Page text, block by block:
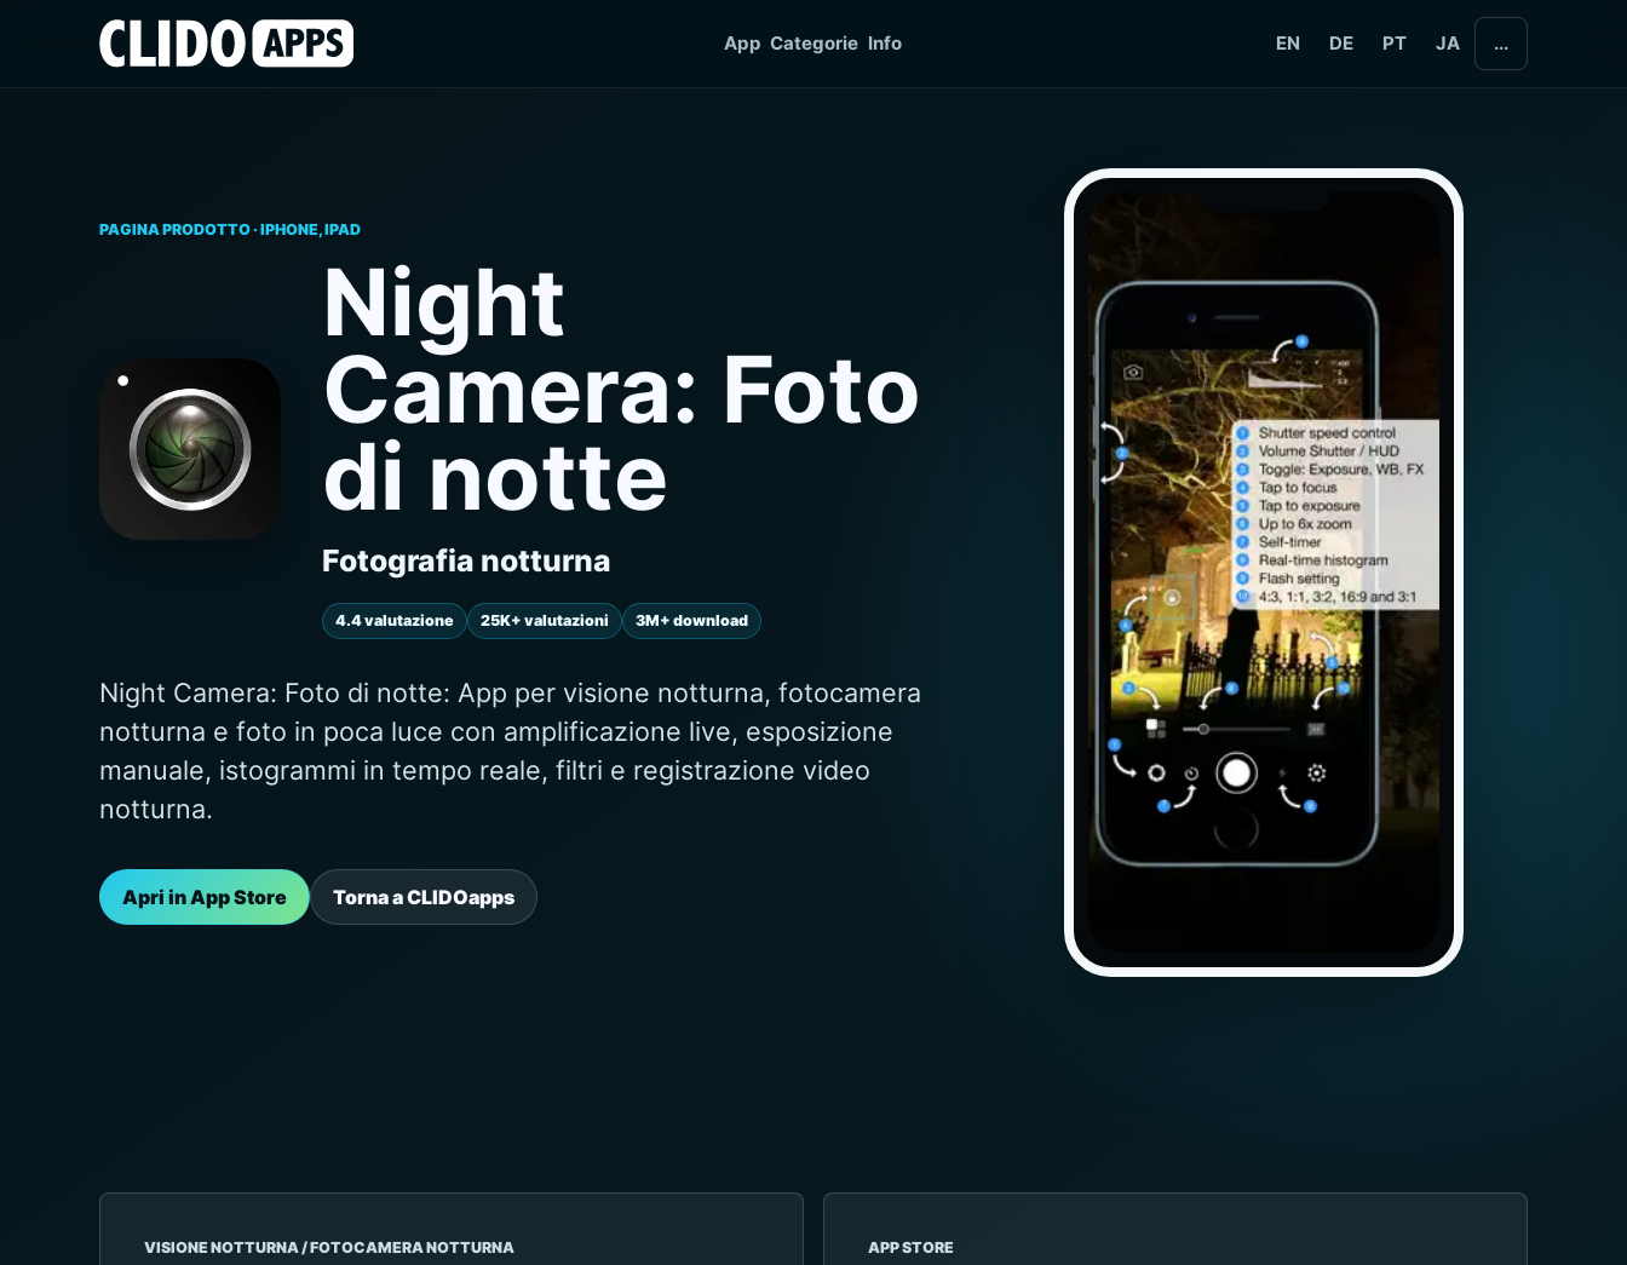
App Categorie Info EN DE PT JA ...
PAGINA PRODOTTO · IPHONE, IPAD
Night
Camera: Foto
di notte
Fotografia notturna
4.4 valutazione 25K+ valutazioni 3M+ download
Night Camera: Foto di notte: App per visione notturna, fotocamera
notturna e foto in poca luce con amplificazione live, esposizione
manuale, istogrammi in tempo reale, filtri e registrazione video
notturna.
Apri in App Store Torna a CLIDOapps
VISIONE NOTTURNA / FOTOCAMERA NOTTURNA APP STORE